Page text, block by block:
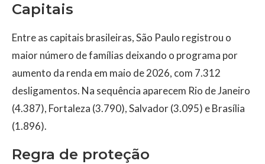
Capitais
Entre as capitais brasileiras, São Paulo registrou o
maior número de famílias deixando o programa por
aumento da renda em maio de 2026, com 7.312
desligamentos. Na sequência aparecem Rio de Janeiro
(4.387), Fortaleza (3.790), Salvador (3.095) e Brasília
(1.896).
Regra de proteção